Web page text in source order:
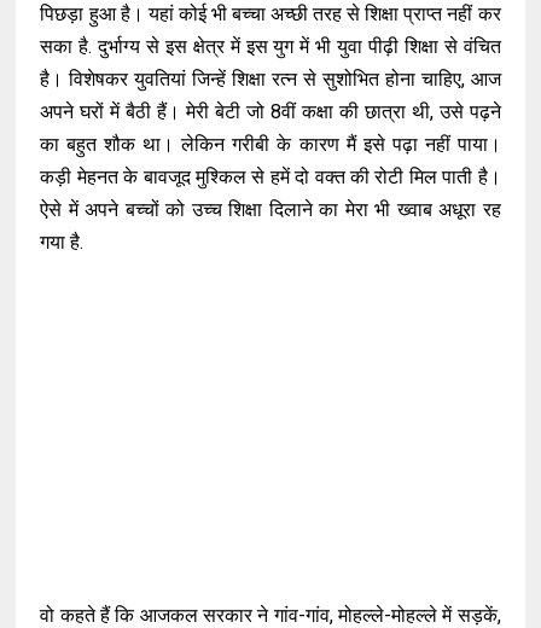
पिछड़ा हुआ है। यहां कोई भी बच्चा अच्छी तरह से शिक्षा प्राप्त नहीं कर
सका है. दुर्भाग्य से इस क्षेत्र में इस युग में भी युवा पीढ़ी शिक्षा से वंचित
है। विशेषकर युवतियां जिन्हें शिक्षा रत्न से सुशोभित होना चाहिए, आज
अपने घरों में बैठी हैं। मेरी बेटी जो 8वीं कक्षा की छात्रा थी, उसे पढ़ने
का बहुत शौक था। लेकिन गरीबी के कारण मैं इसे पढ़ा नहीं पाया।
कड़ी मेहनत के बावजूद मुश्किल से हमें दो वक्त की रोटी मिल पाती है।
ऐसे में अपने बच्चों को उच्च शिक्षा दिलाने का मेरा भी ख्वाब अधूरा रह
गया है.
वो कहते हैं कि आजकल सरकार ने गांव-गांव, मोहल्ले-मोहल्ले में सड़कें,